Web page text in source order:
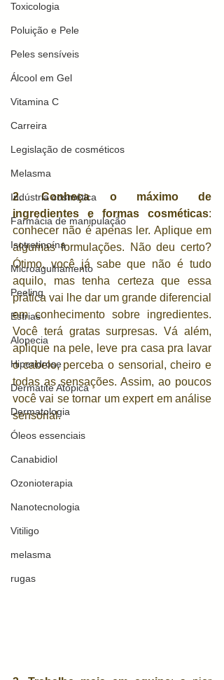
Toxicologia
Poluição e Pele
Peles sensíveis
Álcool em Gel
Vitamina C
Carreira
Legislação de cosméticos
Melasma
Indústria cosmética
Farmácia de manipulação
Isotretinoína
Microagulhamento
Peeling
Estrias
Alopecia
Hiperidrose
Dermatite Atópica
Dermatologia
Óleos essenciais
Canabidiol
Ozonioterapia
Nanotecnologia
Vitiligo
melasma
rugas
2. Conheça o máximo de
ingredientes e formas cosméticas:
conhecer não é apenas ler. Aplique em
algumas formulações. Não deu certo?
Ótimo, você já sabe que não é tudo
aquilo, mas tenha certeza que essa
prática vai lhe dar um grande diferencial
em conhecimento sobre ingredientes.
Você terá gratas surpresas. Vá além,
aplique na pele, leve pra casa pra lavar
o cabelo, perceba o sensorial, cheiro e
todas as sensações. Assim, ao poucos
você vai se tornar um expert em análise
sensorial.